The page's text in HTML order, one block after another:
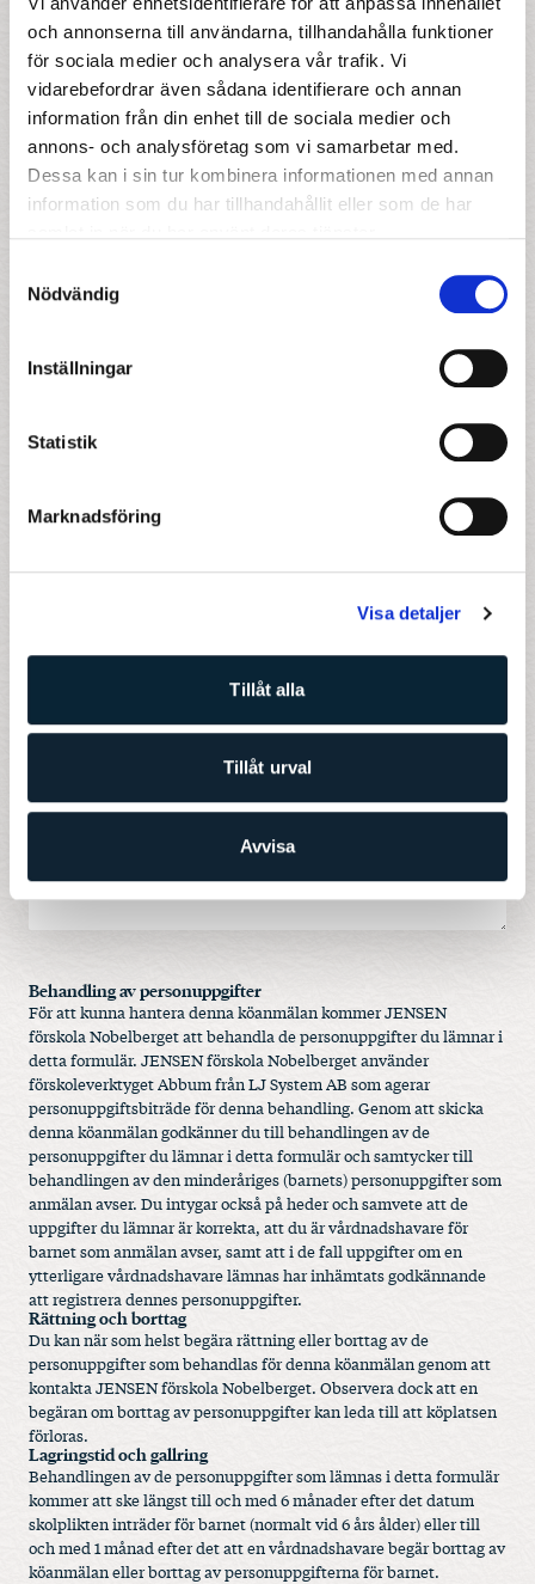
och annonserna till användarna, tillhandahålla funktioner
för sociala medier och analysera vår trafik. Vi
vidarebefordrar även sådana identifierare och annan
information från din enhet till de sociala medier och
annons- och analysföretag som vi samarbetar med.
Dessa kan i sin tur kombinera informationen med annan
information som du har tillhandahållit eller som de har
Nödvändig
Inställningar
Statistik
Marknadsföring
Visa detaljer
Tillåt alla
Tillåt urval
Avvisa
Ort
Övrigt
Vilken annan förskola står ni i kö till
Namn på antaget syskon
Behandling av personuppgifter
För att kunna hantera denna köanmälan kommer JENSEN
förskola Nobelberget att behandla de personuppgifter du lämnar i
detta formulär. JENSEN förskola Nobelberget använder
förskoleverktyget Abbum från LJ System AB som agerar
personuppgiftsbiträde för denna behandling. Genom att skicka
denna köanmälan godkänner du till behandlingen av de
personuppgifter du lämnar i detta formulär och samtycker till
behandlingen av den minderåriges (barnets) personuppgifter som
anmälan avser. Du intygar också på heder och samvete att de
uppgifter du lämnar är korrekta, att du är vårdnadshavare för
barnet som anmälan avser, samt att i de fall uppgifter om en
ytterligare vårdnadshavare lämnas har inhämtats godkännande
att registrera dennes personuppgifter.
Rättning och borttag
Du kan när som helst begära rättning eller borttag av de
personuppgifter som behandlas för denna köanmälan genom att
kontakta JENSEN förskola Nobelberget. Observera dock att en
begäran om borttag av personuppgifter kan leda till att köplatsen
förloras.
Lagringstid och gallring
Behandlingen av de personuppgifter som lämnas i detta formulär
kommer att ske längst till och med 6 månader efter det datum
skolplikten inträder för barnet (normalt vid 6 års ålder) eller till
och med 1 månad efter det att en vårdnadshavare begär borttag av
köanmälan eller borttag av personuppgifterna för barnet.